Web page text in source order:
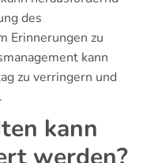
des
Erinnerungen zu
kann
zu verringern und
kann